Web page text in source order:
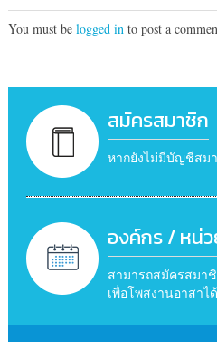
You must be logged into post a
สมัครสมาชิก
หากยังไม่มีบัญชีสม
องค์กร / หน่
สามารถสมัครสมา
เพื่อโพสงานอาสาได้